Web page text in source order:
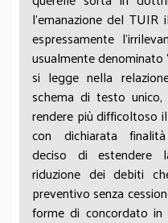
quindi imputate (o
imputate) al reddito in
Su questo terreno
l’imposizione
rispondere al principio
scolpito nell’art. 53
non vi sia una effettiva
ovvero laddove il
non tassazione (per
sistematici ecc.,
discrezionalità e
l’emanazione del
espressamente
usualmente denominato
si legge nella
schema di testo
rendere più difficoltoso
con dichiarata
deciso di estendere
riduzione dei debiti
preventivo senza
forme di concordato